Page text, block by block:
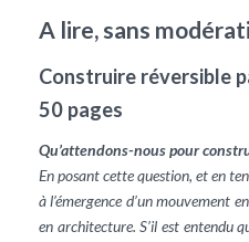
A lire, sans
Construire réversible
50 pages
Qu’attendons-nous pour
En posant cette question, et en
à l’émergence d’un mouvement
en architecture. S’il est entendu